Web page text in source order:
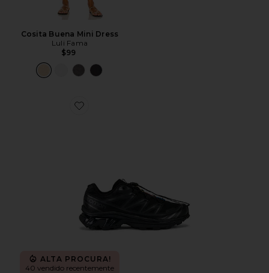
Cosita Buena Mini Dress
Luli Fama
$99
Favorite TÊNIS ESTILO HIKE XT-6
ALTA PROCURA!
40 vendido recentemente